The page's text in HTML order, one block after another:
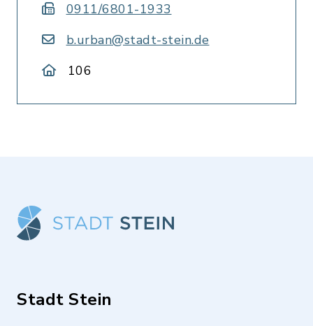
0911/6801-1933
b.urban@stadt-stein.de
106
Stadt Stein